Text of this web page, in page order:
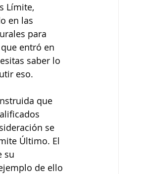
Límite,
en las
para
entró en
saber lo
eso.
que
se
Último. El
su
de ello